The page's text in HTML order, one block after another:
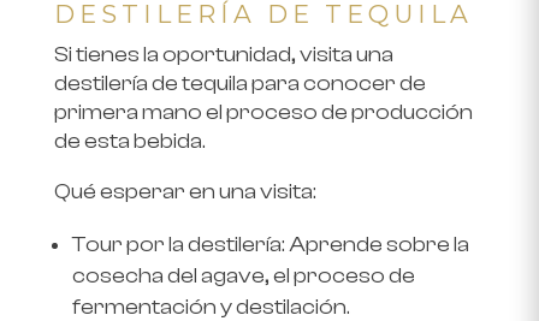
DESTILERÍA DE TEQUILA
Si tienes la oportunidad, visita una
destilería de tequila para conocer de
primera mano el proceso de producción
de esta bebida.
Qué esperar en una visita:
Tour por la destilería: Aprende sobre la
cosecha del agave, el proceso de
fermentación y destilación.